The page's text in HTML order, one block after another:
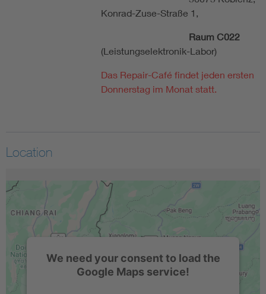
Konrad-Zuse-Straße 1,
Raum C022
(Leistungselektronik-Labor)
Das Repair-Café findet jeden ersten
Donnerstag im Monat statt.
Location
We need your consent to load the
Google Maps service!